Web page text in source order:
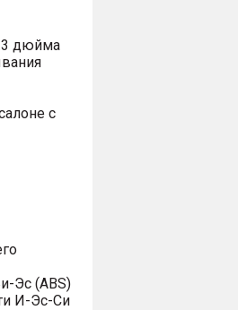
дюйма
с
Эс (ABS)
И-Эс-Си